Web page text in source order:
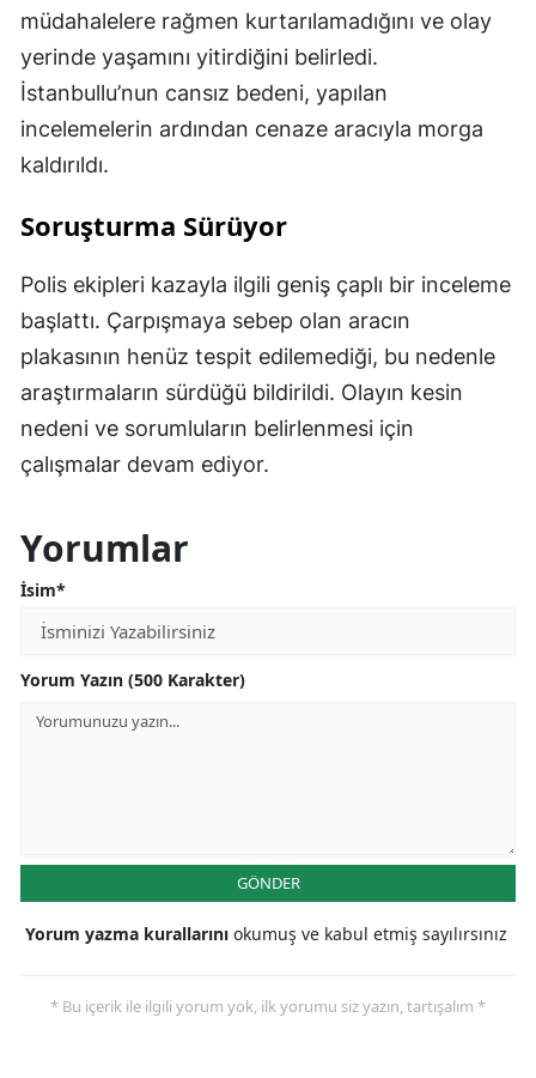
müdahalelere rağmen kurtarılamadığını ve olay
yerinde yaşamını yitirdiğini belirledi.
İstanbullu’nun cansız bedeni, yapılan
incelemelerin ardından cenaze aracıyla morga
kaldırıldı.
Soruşturma Sürüyor
Polis ekipleri kazayla ilgili geniş çaplı bir inceleme
başlattı. Çarpışmaya sebep olan aracın
plakasının henüz tespit edilemediği, bu nedenle
araştırmaların sürdüğü bildirildi. Olayın kesin
nedeni ve sorumluların belirlenmesi için
çalışmalar devam ediyor.
Yorumlar
İsim*
Yorum Yazın (500 Karakter)
GÖNDER
Yorum yazma kurallarını okumuş ve kabul etmiş sayılırsınız
* Bu içerik ile ilgili yorum yok, ilk yorumu siz yazın, tartışalım *